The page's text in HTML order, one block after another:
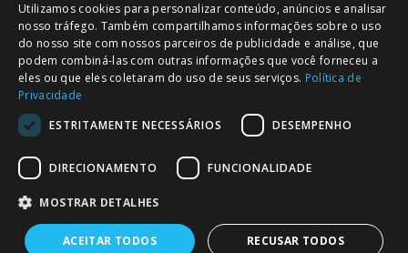
Calendário da Época
NOTÍCIAS/COMUNICADOS
Notícias
Comunicados
© 2026 Associação Futebol Popular Barcelos
Utilizamos cookies para personalizar conteúdo, anúncios e analisar
nosso tráfego. Também compartilhamos informações sobre o uso
do nosso site com nossos parceiros de publicidade e análise, que
podem combiná-las com outras informações que você forneceu a
eles ou que eles coletaram do uso de seus serviços. Política de
Privacidade
ESTRITAMENTE NECESSÁRIOS
DESEMPENHO
DIRECIONAMENTO FUNCIONALIDADE
MOSTRAR DETALHES
ACEITAR TODOS RECUSAR TODOS